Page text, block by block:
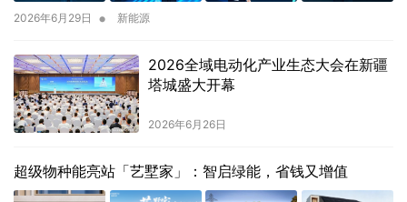
2026年6月29日 • 新能源
2026全域电动化产业生态大会在新疆
塔城盛大开幕
2026年6月26日
超级物种能亮站「艺墅家」：智启绿能，省钱又增值